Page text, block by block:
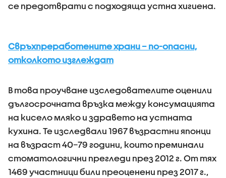
се предотврати с подходяща устна хигиена.
Свръхпреработените храни – по-опасни,
отколкото изглеждат
В това проучване изследователите оценили
дългосрочната връзка между консумацията
на кисело мляко и здравето на устната
кухина. Те изследвали 1967 възрастни японци
на възраст 40–79 години, които преминали
стоматологични прегледи през 2012 г. От тях
1469 участници били преоценени през 2017 г.,